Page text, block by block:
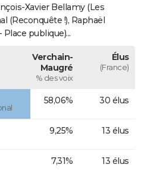
Xavier Bellamy (Les
(Reconquête !), Raphaël
publique)...
Verchain-
Maugré
% des voix
Élus
(France)
58,06% 30 élus
9,25% 13 élus
7,31% 13 élus